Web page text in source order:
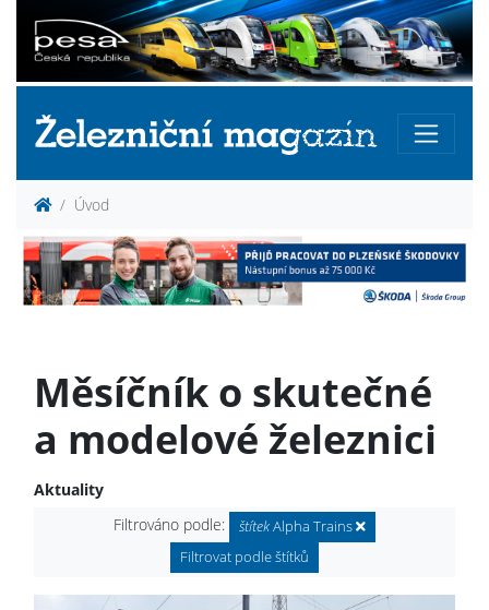
Úvod
Měsíčník o skutečné
a modelové železnici
Aktuality
Filtrováno podle:
štítekAlpha Trains
Filtrovat podle štítků